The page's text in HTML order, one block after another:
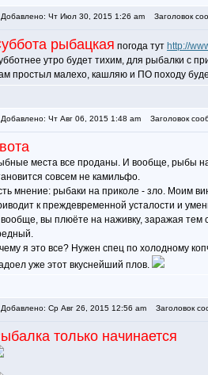
Добавлено: Чт Июл 30, 2015 1:26 am Заголовок
рыбацкая погода тут http://
утро будет тихим, для рыбалки с
простыл малехо, кашляю и ПО походу
Добавлено: Чт Авг 06, 2015 1:48 am Заголовок
места все проданы. И вообще, рыбы на
совсем не камильфо.
мнение: рыбаки на приколе - зло. Моим
к преждевременной усталости и
вы плюёте на наживку, заражая тем
я это все? Нужен спец по холодному
уже этот вкуснейший плов.
Добавлено: Ср Авг 26, 2015 12:56 am Заголовок
только начинается